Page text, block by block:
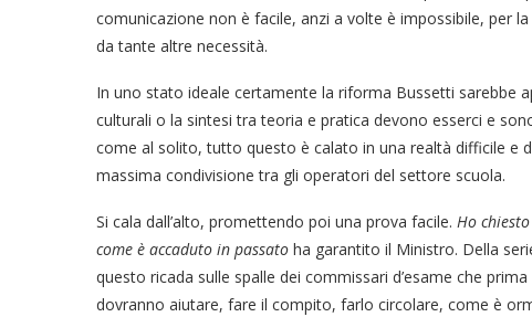
comunicazione non è facile, anzi a volte è impossibile, per
da tante altre necessità.
In uno stato ideale certamente la riforma Bussetti sarebbe
culturali o la sintesi tra teoria e pratica devono esserci e
come al solito, tutto questo è calato in una realtà difficile e
massima condivisione tra gli operatori del settore scuola.
Si cala dall’alto, promettendo poi una prova facile. Ho
come è accaduto in passato ha garantito il Ministro. Della
questo ricada sulle spalle dei commissari d’esame che
dovranno aiutare, fare il compito, farlo circolare, come è